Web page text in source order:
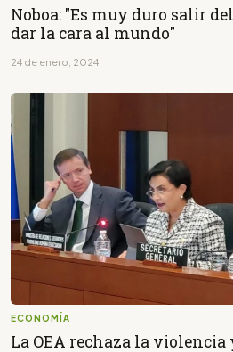
Noboa: "Es muy duro salir
dar la cara al mundo"
24 de enero, 2024
ECONOMÍA
La OEA rechaza la violencia